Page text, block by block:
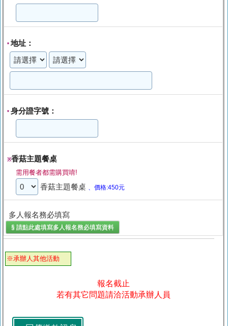
*地址：
* 身分證字號：
※香菇主題餐桌
需用餐者都需購買唷!
香菇主題餐桌 、價格:450元
多人報名務必填寫
§ 請點此處填寫多人報名務必填寫資料
※承辦人其他活動
報名截止
若有其它問題請洽活動承辦人員